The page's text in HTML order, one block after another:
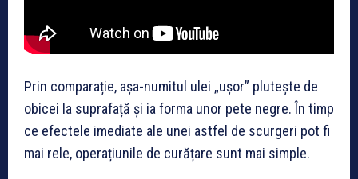
Prin comparație, așa-numitul ulei „ușor” plutește de
obicei la suprafață și ia forma unor pete negre. În timp
ce efectele imediate ale unei astfel de scurgeri pot fi
mai rele, operațiunile de curățare sunt mai simple.